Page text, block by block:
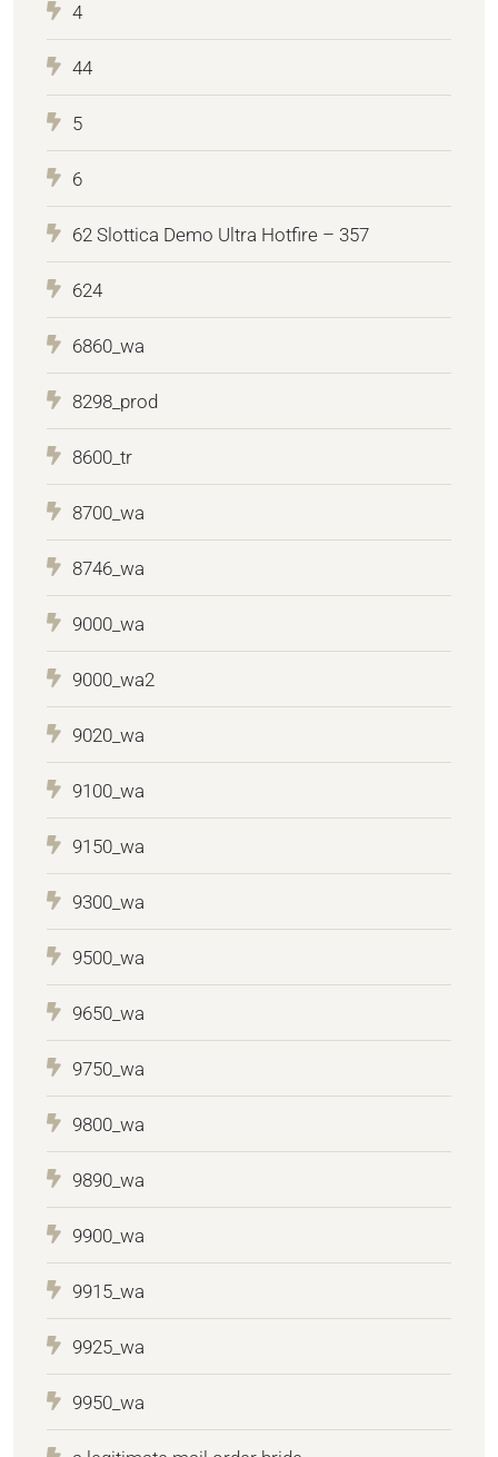
4
44
5
6
62 Slottica Demo Ultra Hotfire – 357
624
6860_wa
8298_prod
8600_tr
8700_wa
8746_wa
9000_wa
9000_wa2
9020_wa
9100_wa
9150_wa
9300_wa
9500_wa
9650_wa
9750_wa
9800_wa
9890_wa
9900_wa
9915_wa
9925_wa
9950_wa